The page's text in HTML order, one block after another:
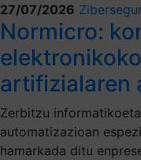
27/07/2026
Normicro:
artifizialaren
Zerbitzu
automatizazioan
hamarkada ditu